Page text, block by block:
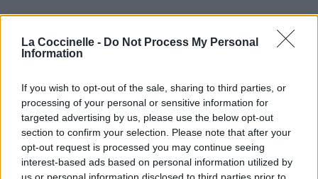
La Coccinelle - Do Not Process My Personal
Information
If you wish to opt-out of the sale, sharing to third parties, or
processing of your personal or sensitive information for
targeted advertising by us, please use the below opt-out
section to confirm your selection. Please note that after your
opt-out request is processed you may continue seeing
interest-based ads based on personal information utilized by
us or personal information disclosed to third parties prior to